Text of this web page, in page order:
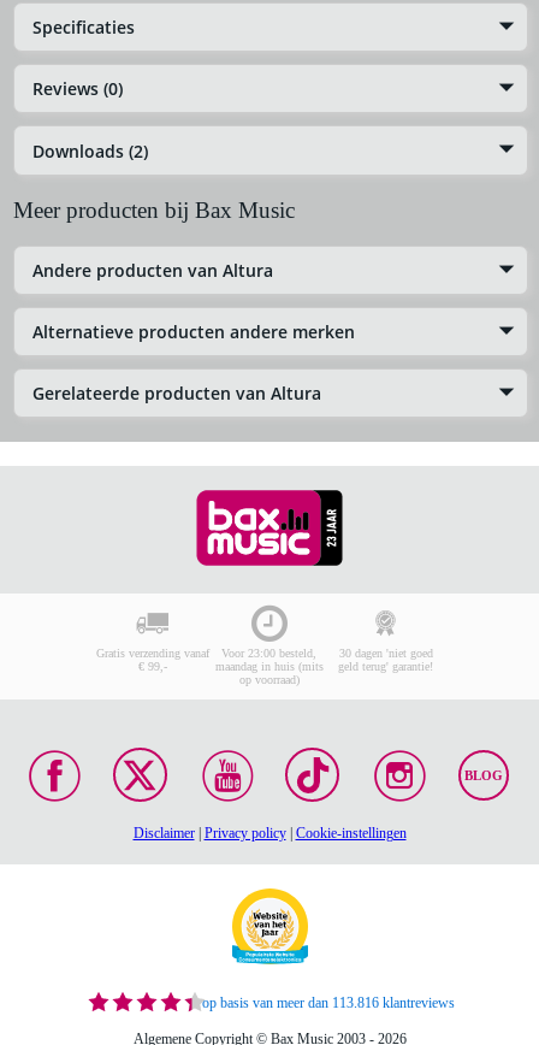
Specificaties
Reviews (0)
Downloads (2)
Meer producten bij Bax Music
Andere producten van Altura
Alternatieve producten andere merken
Gerelateerde producten van Altura
Gratis verzending vanaf
€ 99,-
Voor 23:00 besteld,
maandag in huis (mits
op voorraad)
30 dagen 'niet goed
geld terug' garantie!
BLOG
Disclaimer| Privacy policy| Cookie-instellingen
op basis van meer dan 113.816 klantreviews
Algemene Copyright © Bax Music 2003 - 2026